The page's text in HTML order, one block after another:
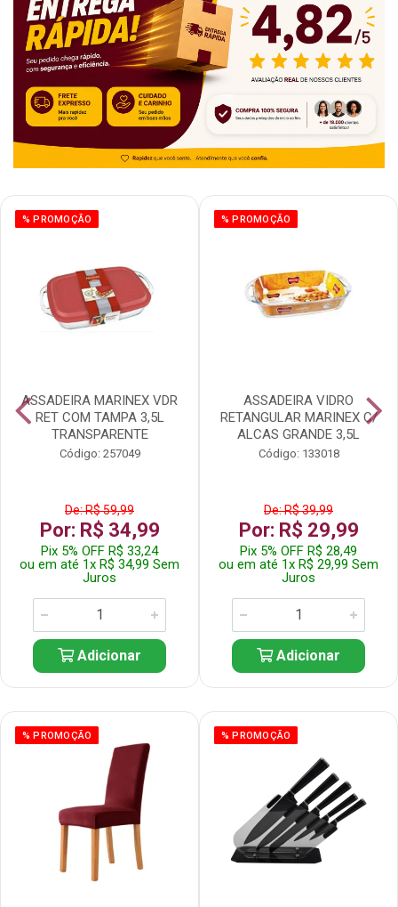
% PROMOÇÃO
ASSADEIRA MARINEX VDR
RET COM TAMPA 3,5L
TRANSPARENTE
Código: 257049
De: R$ 59,99
Por: R$ 34,99
Pix 5% OFF R$ 33,24
ou em até 1x R$ 34,99 Sem
Juros
Adicionar
% PROMOÇÃO
ASSADEIRA VIDRO
RETANGULAR MARINEX C/
ALCAS GRANDE 3,5L
Código: 133018
De: R$ 39,99
Por: R$ 29,99
Pix 5% OFF R$ 28,49
ou em até 1x R$ 29,99 Sem
Juros
Adicionar
% PROMOÇÃO % PROMOÇÃO